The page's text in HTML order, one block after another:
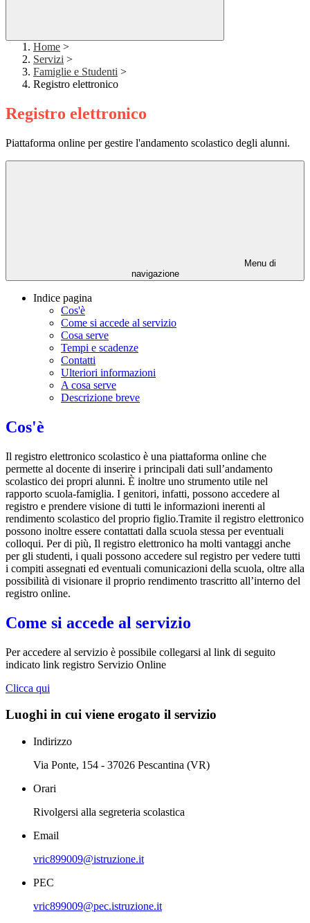
Home >
Servizi >
Famiglie e Studenti >
Registro elettronico
Registro elettronico
Piattaforma online per gestire l'andamento scolastico degli alunni.
Menu di
navigazione
Indice pagina
Cos'è
Come si accede al servizio
Cosa serve
Tempi e scadenze
Contatti
Ulteriori informazioni
A cosa serve
Descrizione breve
Cos'è
Il registro elettronico scolastico è una piattaforma online che
permette al docente di inserire i principali dati sull’andamento
scolastico dei propri alunni. È inoltre uno strumento utile nel
rapporto scuola-famiglia. I genitori, infatti, possono accedere al
registro e prendere visione di tutti le informazioni inerenti al
rendimento scolastico del proprio figlio.Tramite il registro elettronico
possono inoltre essere contattati dalla scuola stessa per eventuali
colloqui. Per di più, Il registro elettronico ha molti vantaggi anche
per gli studenti, i quali possono accedere sul registro per vedere tutti
i compiti assegnati ed eventuali comunicazioni della scuola, oltre alla
possibilità di visionare il proprio rendimento trascritto all’interno del
registro online.
Come si accede al servizio
Per accedere al servizio è possibile collegarsi al link di seguito
indicato link registro Servizio Online
Clicca qui
Luoghi in cui viene erogato il servizio
Indirizzo
Via Ponte, 154 - 37026 Pescantina (VR)
Orari
Rivolgersi alla segreteria scolastica
Email
vric899009@istruzione.it
PEC
vric899009@pec.istruzione.it